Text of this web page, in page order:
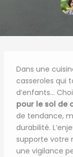
Dans une
casseroles qui
d’enfants…
pour le sol de
de tendance,
durabilité.
supporte votre
une vigilance